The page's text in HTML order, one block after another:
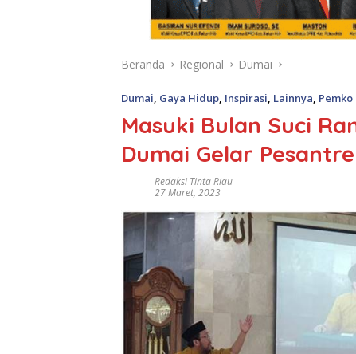
Beranda Regional Dumai
Dumai, Gaya Hidup, Inspirasi, Lainnya, Pemko
Masuki Bulan Suci
Dumai Gelar
Redaksi Tinta Riau
27 Maret, 2023